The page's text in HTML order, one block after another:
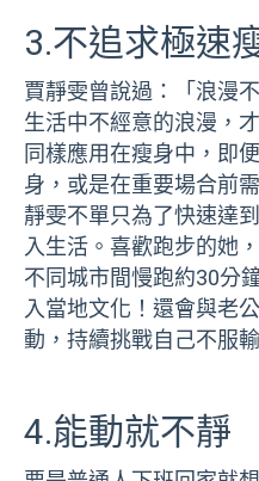
3.不追求極速
賈靜雯曾說過：「浪漫
生活中不經意的浪漫，
同樣應用在瘦身中，即
身，或是在重要場合前
靜雯不單只為了快速達
入生活。喜歡跑步的她
不同城市間慢跑約30分
入當地文化！還會與老
動，持續挑戰自己不服
4.能動就不靜